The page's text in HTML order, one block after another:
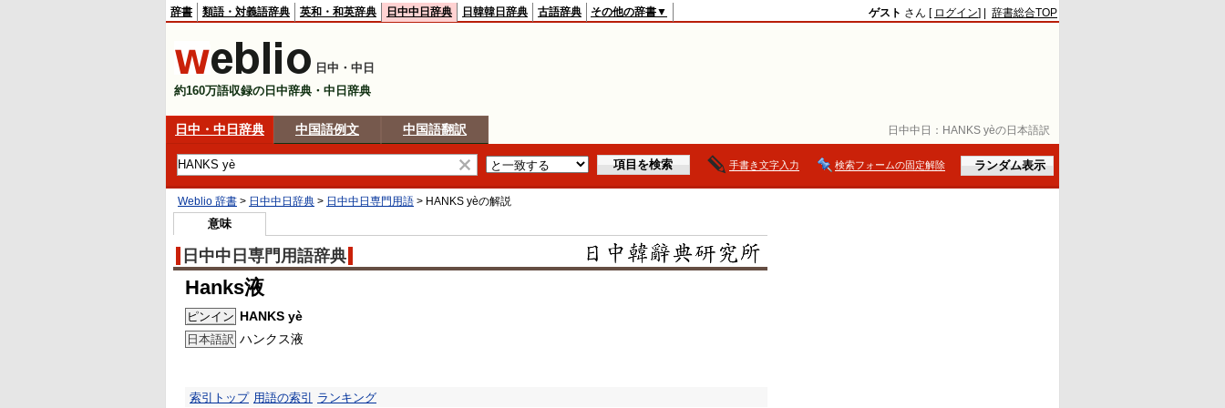
日中中日： HANKS yèの日本語訳
辞書 類語・対義語辞典 英和・和英辞典 日中中日辞典 日韓韓日辞典 古語辞典 その他の辞書▼ ゲスト さん [ ログイン] | 辞書総合TOP
日中・中日
約160万語収録の日中辞典・中日辞典
日中・中日辞典 中国語例文 中国語翻訳
手書き文字入力 検索フォームの固定解除
Weblio 辞書 > 日中中日辞典 > 日中中日専門用語 > HANKS yèの解説
意味
日中中日専門用語辞典
Hanks液
ピンイン HANKS yè
日本語訳 ハンクス液
索引トップ 用語の索引 ランキング